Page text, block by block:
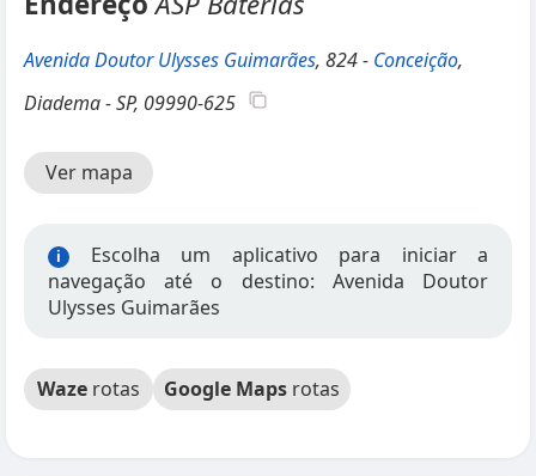
Avenida Doutor Ulysses Guimarães, 824 - Conceição,
Diadema - SP, 09990-625
Ver mapa
i
Escolha um aplicativo para iniciar a
navegação até o destino: Avenida Doutor
Ulysses Guimarães
Waze rotas Google Maps rotas